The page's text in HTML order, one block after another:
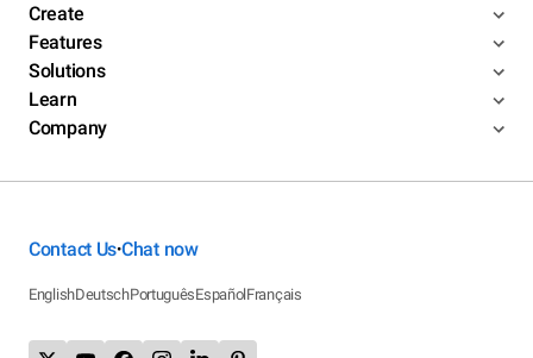
Create
Features
Solutions
Learn
Company
Contact Us•Chat now
EnglishDeutschPortuguêsEspañolFrançais